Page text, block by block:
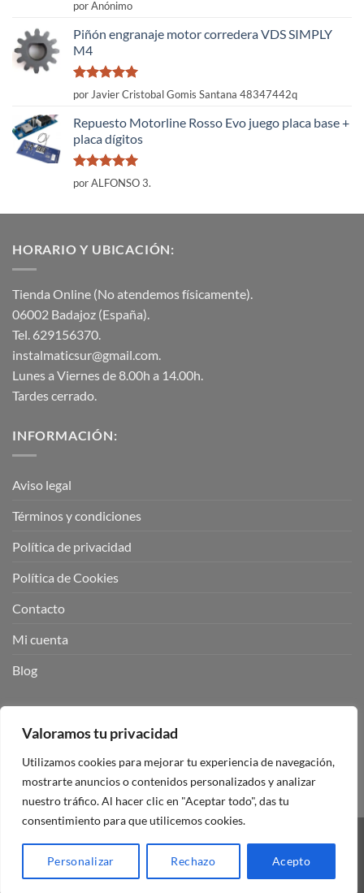
Valoramos tu privacidad
Utilizamos cookies para mejorar tu experiencia de navegación,
mostrarte anuncios o contenidos personalizados y analizar
nuestro tráfico. Al hacer clic en "Aceptar todo", das tu
consentimiento para que utilicemos cookies.
Personalizar Rechazo Acepto
Valorado
con
por Anónimo
Piñón engranaje motor corredera VDS SIMPLY
M4
Valorado
con
por Javier Cristobal Gomis Santana 48347442q
Repuesto Motorline Rosso Evo juego placa base +
placa dígitos
Valorado
con
por ALFONSO 3.
HORARIO Y UBICACIÓN:
Tienda Online (No atendemos físicamente).
06002 Badajoz (España).
Tel. 629156370.
instalmaticsur@gmail.com.
Lunes a Viernes de 8.00h a 14.00h.
Tardes cerrado.
INFORMACIÓN:
Aviso legal
Términos y condiciones
Política de privacidad
Política de Cookies
Contacto
Mi cuenta
Blog
Visa PayPal Stripe MasterCard
Copyright 2026 ©Mando Garaje Universal Tienda Online España.